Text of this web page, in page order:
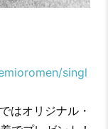
singl
はオリジナル・